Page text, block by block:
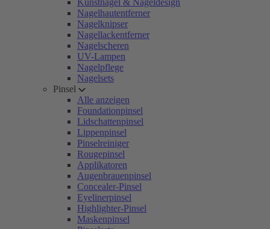
Kunstnägel & Nageldesign
Nagelhautentferner
Nagelknipser
Nagellackentferner
Nagelscheren
UV-Lampen
Nagelpflege
Nagelsets
Pinsel
Alle anzeigen
Foundationpinsel
Lidschattenpinsel
Lippenpinsel
Pinselreiniger
Rougepinsel
Applikatoren
Augenbrauenpinsel
Concealer-Pinsel
Eyelinerpinsel
Highlighter-Pinsel
Maskenpinsel